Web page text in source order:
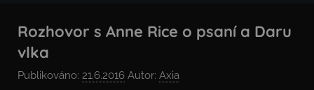
Rozhovor s Anne Rice o psaní a Daru
vlka
Publikováno: 21.6.2016 Autor: Axia